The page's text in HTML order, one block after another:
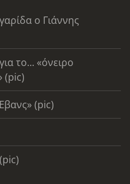
ο Γιάννης
το... «όνειρο
(pic)
(pic)